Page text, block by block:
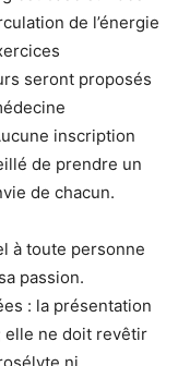
de l’énergie
seront proposés
inscription
de prendre un
de chacun.
à toute personne
passion.
: la présentation
elle ne doit revêtir